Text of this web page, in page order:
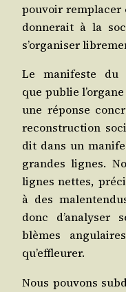
pou­voir rem­pla­cer
don­ne­rait à la
s’organiser
Le mani­feste du
que publie
une réponse
recons­truc­tion
dit dans un
grandes lignes.
lignes nettes,
à des
donc d’analyser
blèmes
qu’effleurer.
Nous pou­vons